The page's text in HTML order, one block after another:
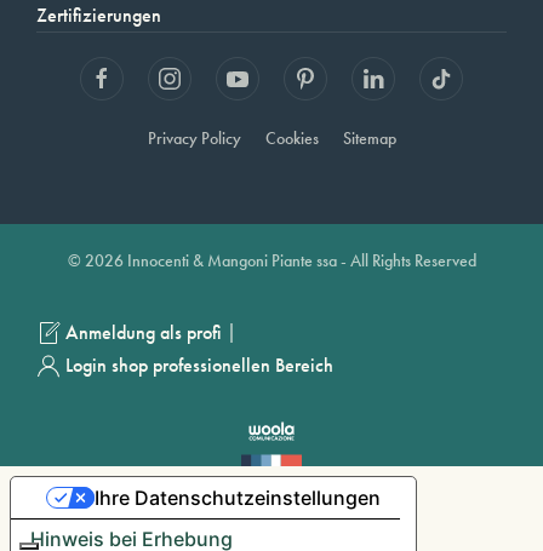
Zertifizierungen
Privacy Policy Cookies Sitemap
© 2026 Innocenti & Mangoni Piante ssa - All Rights Reserved
Anmeldung als profi |
Login shop professionellen Bereich
Hinweis bei Erhebung
Ihre Datenschutzeinstellungen